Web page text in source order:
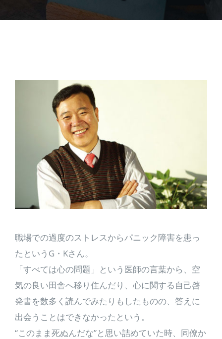
職場での過度のストレスからパニック障害を患っ
たというG・Kさん。
「すべては心の問題」という医師の言葉から、空
気の良い田舎へ移り住んだり、心に関する自己啓
発書を数多く読んでみたりもしたものの、答えに
出会うことはできなかったという。
“このまま死ぬんだな”と思い詰めていた時、同僚か